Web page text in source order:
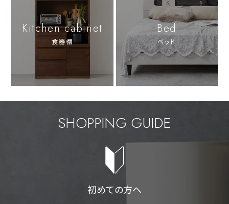
Kitchen cabinet
食器棚
Bed
ベッド
SHOPPING GUIDE
初めての方へ